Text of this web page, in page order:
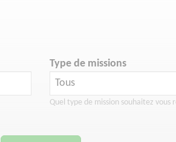
Type de missions
Quel type de mission souhaitez vous